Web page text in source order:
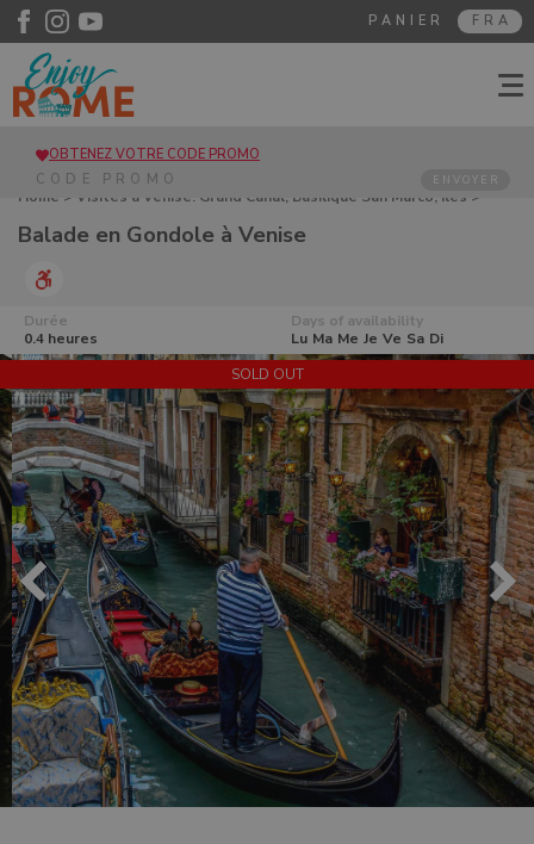
FRA
PANIER
OBTENEZ VOTRE CODE PROMO
ENVOYER
Home > Visites à Venise. Grand Canal, Basilique San Marco, Îles >
Balade en Gondole à Venise
Days of availability
Lu Ma Me Je Ve Sa Di
Durée
0.4 heures
SOLD OUT